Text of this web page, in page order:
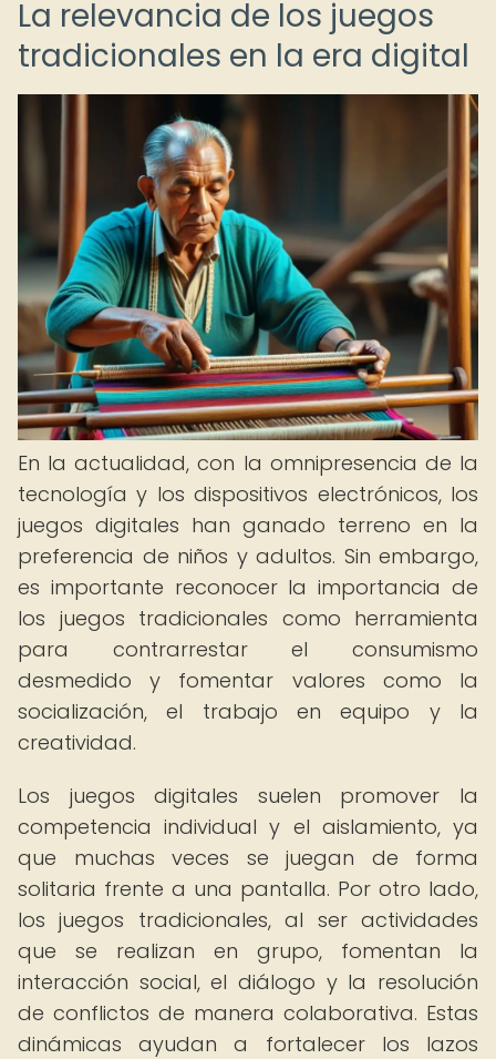
La relevancia de los juegos
tradicionales en la era digital
En la actualidad, con la omnipresencia de la
tecnología y los dispositivos electrónicos, los
juegos digitales han ganado terreno en la
preferencia de niños y adultos. Sin embargo,
es importante reconocer la importancia de
los juegos tradicionales como herramienta
para contrarrestar el consumismo
desmedido y fomentar valores como la
socialización, el trabajo en equipo y la
creatividad.
Los juegos digitales suelen promover la
competencia individual y el aislamiento, ya
que muchas veces se juegan de forma
solitaria frente a una pantalla. Por otro lado,
los juegos tradicionales, al ser actividades
que se realizan en grupo, fomentan la
interacción social, el diálogo y la resolución
de conflictos de manera colaborativa. Estas
dinámicas ayudan a fortalecer los lazos